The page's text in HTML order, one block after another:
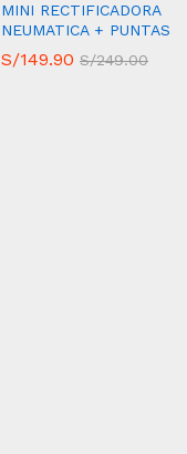
MINI RECTIFICADORA
NEUMATICA + PUNTAS
S/149.90 S/249.00
S/149.90 S/249.00